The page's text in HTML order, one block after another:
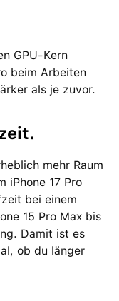
GPU-Kern
beim Arbeiten
als je zuvor.
mehr Raum
iPhone 17 Pro
bei einem
15 Pro Max bis
Damit ist es
ob du länger